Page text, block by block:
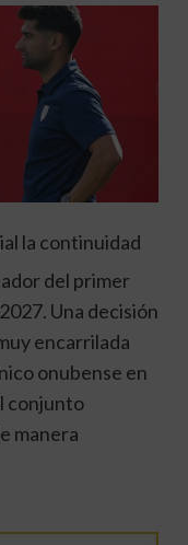
la continuidad
del primer
Una decisión
encarrilada
onubense en
conjunto
manera